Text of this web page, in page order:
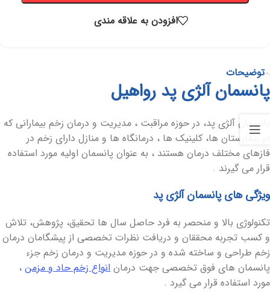
افزودن به علاقه مندی
توضیحات
پانسمان آلژی پد رواهیل
پانسمان آلژی پد، در حوزه مراقبت ، مدیریت و درمان زخم بیمارانی که
در بیمارستان ها، کلینیک ها ، درمانگاه ها و منازل دارای زخم در
فازهای مختلف درمان هستند ، به عنوان پانسمان اولیه مورد استفاده
قرار می گیرند .
ویژگی های پانسمان آلژی پد
تکنولوژی بالا و منحصر به فرد حاصل سال ها تحقیق، پژوهش، تلاش
و کسب تجربه محققان و دریافت نظرات تخصصی از پیشگامان درمان
زخم طراحی و ساخته شده و در حوزه مدیریت و درمان زخم جزء
پانسمان های فوق تخصصی جهت درمان انواع زخم حاد و مزمن ،
مورد استفاده قرار می گیرد .